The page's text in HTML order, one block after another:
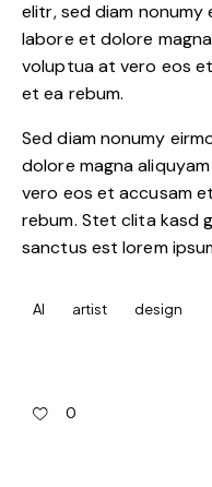
elitr, sed diam
labore et dolore
voluptua at vero eos
et ea rebum.
Sed diam nonumy
dolore magna
vero eos et accusam
rebum. Stet clita kasd
sanctus est lorem
AI artist design
0